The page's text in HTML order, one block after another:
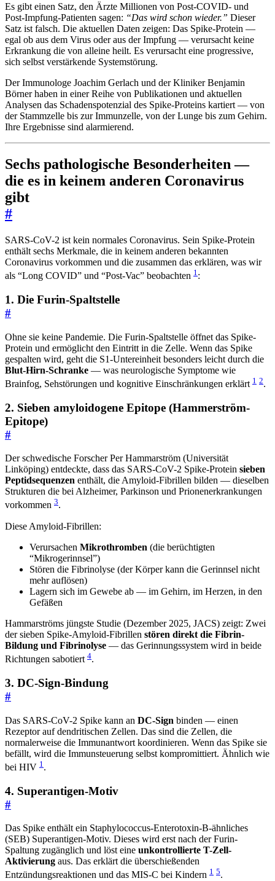
Es gibt einen Satz, den Ärzte Millionen von Post-COVID- und
Post-Impfung-Patienten sagen: “Das wird schon wieder.” Dieser
Satz ist falsch. Die aktuellen Daten zeigen: Das Spike-Protein —
egal ob aus dem Virus oder aus der Impfung — verursacht keine
Erkrankung die von alleine heilt. Es verursacht eine progressive,
sich selbst verstärkende Systemstörung.
Der Immunologe Joachim Gerlach und der Kliniker Benjamin
Börner haben in einer Reihe von Publikationen und aktuellen
Analysen das Schadenspotenzial des Spike-Proteins kartiert — von
der Stammzelle bis zur Immunzelle, von der Lunge bis zum Gehirn.
Ihre Ergebnisse sind alarmierend.
Sechs pathologische Besonderheiten —
die es in keinem anderen Coronavirus
gibt
#
SARS-CoV-2 ist kein normales Coronavirus. Sein Spike-Protein
enthält sechs Merkmale, die in keinem anderen bekannten
Coronavirus vorkommen und die zusammen das erklären, was wir
als “Long COVID” und “Post-Vac” beobachten 1 :
1. Die Furin-Spaltstelle
#
Ohne sie keine Pandemie. Die Furin-Spaltstelle öffnet das Spike-
Protein und ermöglicht den Eintritt in die Zelle. Wenn das Spike
gespalten wird, geht die S1-Untereinheit besonders leicht durch die
Blut-Hirn-Schranke — was neurologische Symptome wie
Brainfog, Sehstörungen und kognitive Einschränkungen erklärt 1 2.
2. Sieben amyloidogene Epitope (Hammerström-
Epitope)
#
Der schwedische Forscher Per Hammarström (Universität
Linköping) entdeckte, dass das SARS-CoV-2 Spike-Protein sieben
Peptidsequenzen enthält, die Amyloid-Fibrillen bilden — dieselben
Strukturen die bei Alzheimer, Parkinson und Prionenerkrankungen
vorkommen 3.
Diese Amyloid-Fibrillen:
Verursachen Mikrothromben (die berüchtigten
“Mikrogerinnsel”)
Stören die Fibrinolyse (der Körper kann die Gerinnsel nicht
mehr auflösen)
Lagern sich im Gewebe ab — im Gehirn, im Herzen, in den
Gefäßen
Hammarströms jüngste Studie (Dezember 2025, JACS) zeigt: Zwei
der sieben Spike-Amyloid-Fibrillen stören direkt die Fibrin-
Bildung und Fibrinolyse — das Gerinnungssystem wird in beide
Richtungen sabotiert 4.
3. DC-Sign-Bindung
#
Das SARS-CoV-2 Spike kann an DC-Sign binden — einen
Rezeptor auf dendritischen Zellen. Das sind die Zellen, die
normalerweise die Immunantwort koordinieren. Wenn das Spike sie
befällt, wird die Immunsteuerung selbst kompromittiert. Ähnlich wie
bei HIV 1 .
4. Superantigen-Motiv
#
Das Spike enthält ein Staphylococcus-Enterotoxin-B-ähnliches
(SEB) Superantigen-Motiv. Dieses wird erst nach der Furin-
Spaltung zugänglich und löst eine unkontrollierte T-Zell-
Aktivierung aus. Das erklärt die überschießenden
Entzündungsreaktionen und das MIS-C bei Kindern 1 5.